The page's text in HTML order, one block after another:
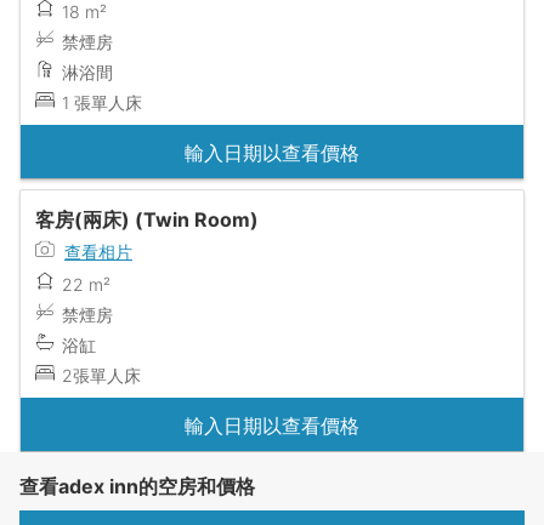
18 m²
禁煙房
淋浴間
1 張單人床
輸入日期以查看價格
客房(兩床) (Twin Room)
查看相片
22 m²
禁煙房
浴缸
2張單人床
輸入日期以查看價格
查看adex inn的空房和價格